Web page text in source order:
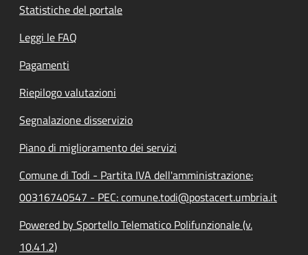
Statistiche del portale
Leggi le FAQ
Pagamenti
Riepilogo valutazioni
Segnalazione disservizio
Piano di miglioramento dei servizi
Comune di Todi - Partita IVA dell'amministrazione:
00316740547 - PEC: comune.todi@postacert.umbria.it
Powered by Sportello Telematico Polifunzionale (v.
10.41.2)